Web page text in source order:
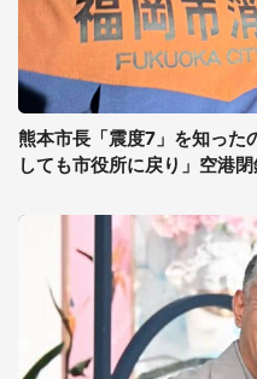
熊本市長「震度7」を知った
しても市役所に戻り」空港